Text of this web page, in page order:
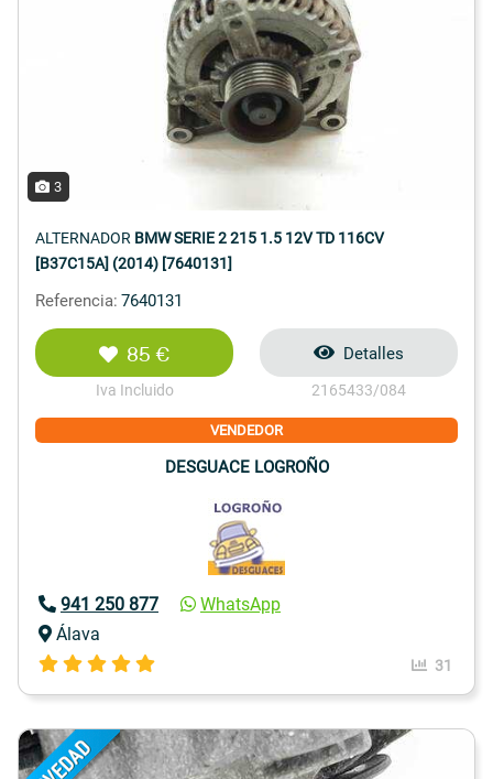
3
ALTERNADOR BMW SERIE 2 215 1.5 12V TD 116CV
[B37C15A] (2014) [7640131]
Referencia: 7640131
85 €
Iva Incluido
Detalles
2165433/084
VENDEDOR
DESGUACE LOGROÑO
941 250 877
WhatsApp
Álava
31